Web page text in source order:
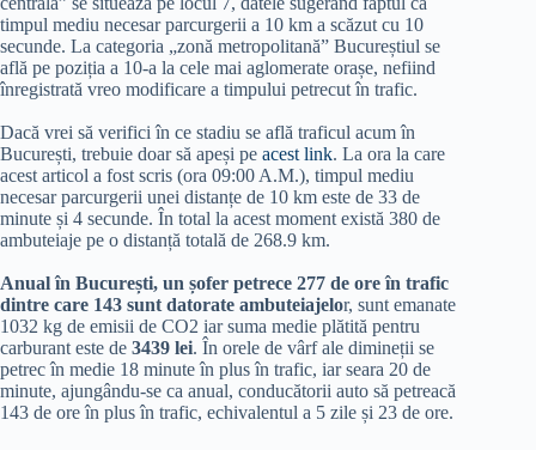
timpul mediu necesar parcurgerii a 10 km a scăzut cu 10
secunde. La categoria „zonă metropolitană” Bucureștiul se
află pe poziția a 10-a la cele mai aglomerate orașe, nefiind
înregistrată vreo modificare a timpului petrecut în trafic.
Dacă vrei să verifici în ce stadiu se află traficul acum în
București, trebuie doar să apeși pe acest link. La ora la care
acest articol a fost scris (ora 09:00 A.M.), timpul mediu
necesar parcurgerii unei distanțe de 10 km este de 33 de
minute și 4 secunde. În total la acest moment există 380 de
ambuteiaje pe o distanță totală de 268.9 km.
Anual în București, un șofer petrece 277 de ore în trafic
dintre care 143 sunt datorate ambuteiajelor, sunt emanate
1032 kg de emisii de CO2 iar suma medie plătită pentru
carburant este de 3439 lei. În orele de vârf ale dimineții se
petrec în medie 18 minute în plus în trafic, iar seara 20 de
minute, ajungându-se ca anual, conducătorii auto să petreacă
143 de ore în plus în trafic, echivalentul a 5 zile și 23 de ore.